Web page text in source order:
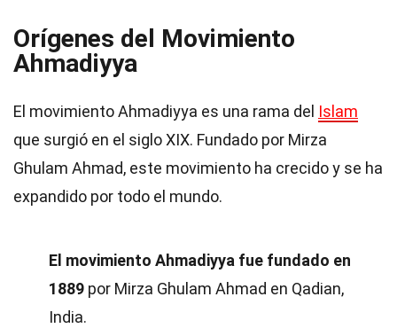
Orígenes del Movimiento
Ahmadiyya
El movimiento Ahmadiyya es una rama del Islam
que surgió en el siglo XIX. Fundado por Mirza
Ghulam Ahmad, este movimiento ha crecido y se ha
expandido por todo el mundo.
El movimiento Ahmadiyya fue fundado en
1889 por Mirza Ghulam Ahmad en Qadian,
India.